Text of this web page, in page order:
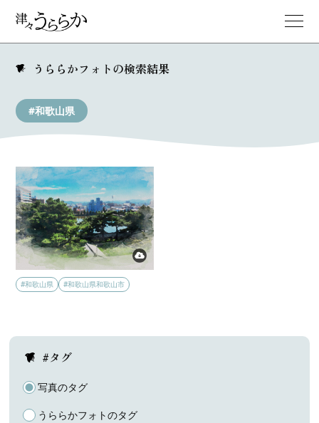
うららかフォトの検索結果
#和歌山県
#和歌山県 #和歌山県和歌山市
#タグ
写真のタグ
うららかフォトのタグ